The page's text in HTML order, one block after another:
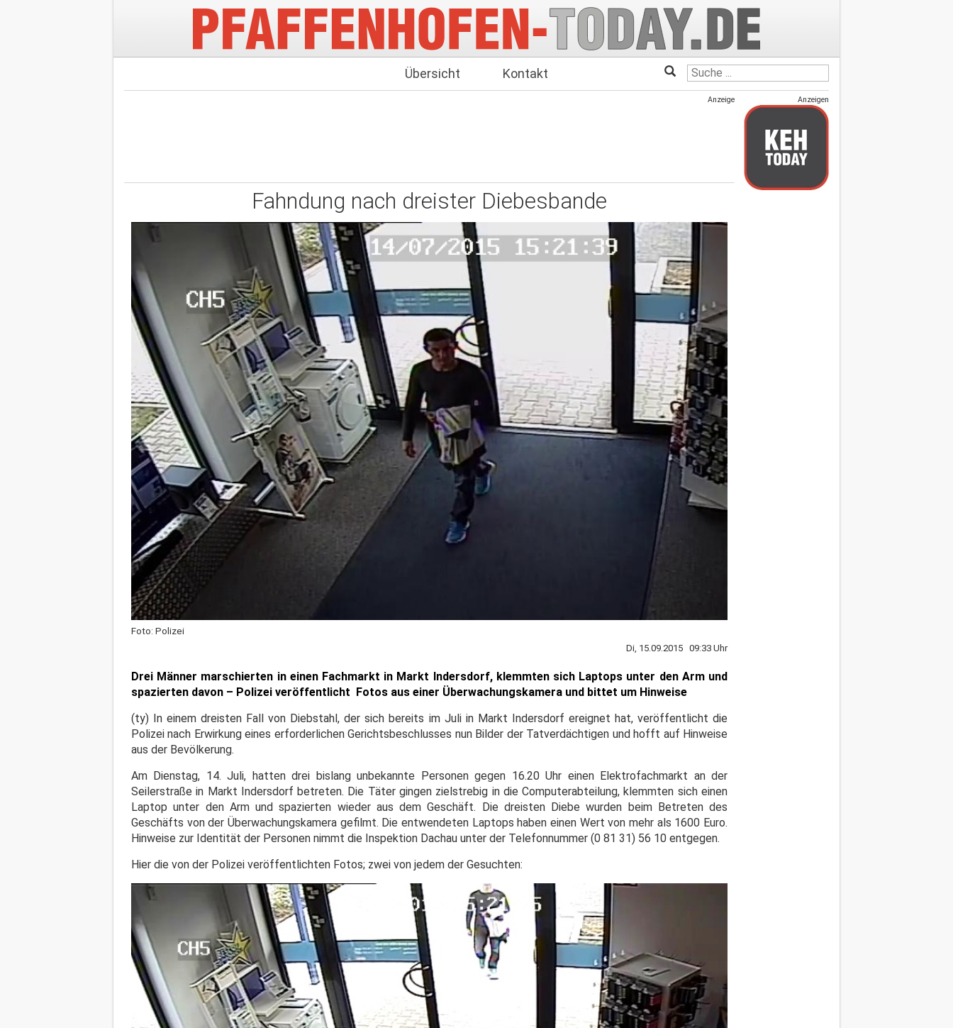
Übersicht Kontakt
Anzeige
Fahndung nach dreister Diebesbande
Foto: Polizei
Di, 15.09.2015 09:33 Uhr
Drei Männer marschierten in einen Fachmarkt in Markt Indersdorf, klemmten sich Laptops unter den Arm und
spazierten davon – Polizei veröffentlicht Fotos aus einer Überwachungskamera und bittet um Hinweise
(ty) In einem dreisten Fall von Diebstahl, der sich bereits im Juli in Markt Indersdorf ereignet hat, veröffentlicht die
Polizei nach Erwirkung eines erforderlichen Gerichtsbeschlusses nun Bilder der Tatverdächtigen und hofft auf Hinweise
aus der Bevölkerung.
Am Dienstag, 14. Juli, hatten drei bislang unbekannte Personen gegen 16.20 Uhr einen Elektrofachmarkt an der
Seilerstraße in Markt Indersdorf betreten. Die Täter gingen zielstrebig in die Computerabteilung, klemmten sich einen
Laptop unter den Arm und spazierten wieder aus dem Geschäft. Die dreisten Diebe wurden beim Betreten des
Geschäfts von der Überwachungskamera gefilmt. Die entwendeten Laptops haben einen Wert von mehr als 1600 Euro.
Hinweise zur Identität der Personen nimmt die Inspektion Dachau unter der Telefonnummer (0 81 31) 56 10 entgegen.
Hier die von der Polizei veröffentlichten Fotos; zwei von jedem der Gesuchten:
Anzeigen